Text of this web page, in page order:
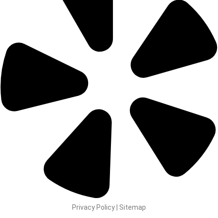
Privacy Policy | Sitemap